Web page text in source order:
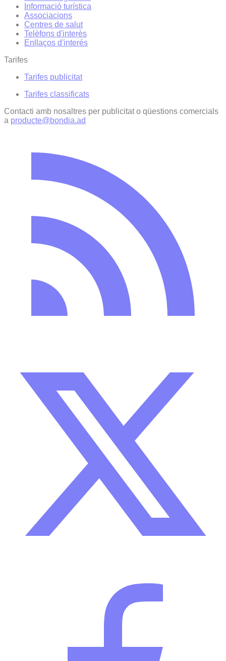
Informació turística
Associacions
Centres de salut
Telèfons d'interès
Enllaços d'interés
Tarifes
Tarifes publicitat
Tarifes classificats
Contacti amb nosaltres per publicitat o qüestions comercials
a producte@bondia.ad